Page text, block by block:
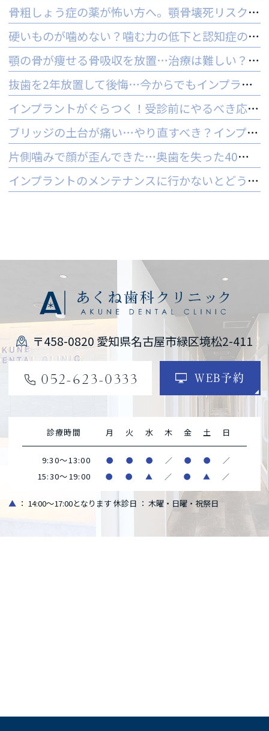
骨粗しょう症の薬が怖い方へ。顎骨壊死リスクを防ぐ3つの対策
硬いものが噛めない？噛む力の低下と認知症の関係と受診の目安
顎の骨が痩せる骨吸収を放置…治療は難しい？手遅れを防ぐ3つの対策
抜歯を2年放置して後悔…今からでもインプラントはできる？
インプラントがぐらつく！受診前にやるべき応急処置とNG行動一覧
ブリッジの土台が痛い…やり直すべき？インプラントとの判断基準を解説
片側噛みで顔が歪んできた…奥歯を失った40代女性のインプラントという選択肢
インプラントのメンテナンスに行かないとどうなる？ 他院でやってもいいの？
〒458-0820 愛知県名古屋市緑区境松2-411
052-623-0333 WEB予約
診療時間 月 火 水 木 金 土 日
9:30～13:00 ● ● ● ／ ● ● ／
15:30～19:00 ● ● ▲ ／ ● ▲ ／
▲ ： 14:00～17:00となります 休診日 ： 木曜・日曜・祝祭日